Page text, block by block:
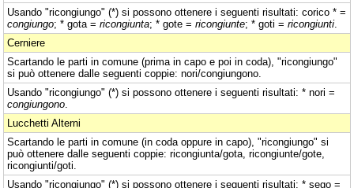
Usando "ricongiungo" (*) si possono ottenere i seguenti risultati: corico * =
congiungo; * gota = ricongiunta; * gote = ricongiunte; * goti = ricongiunti
Cerniere
Scartando le parti in comune (prima in capo e poi in coda), "ricongiungo"
si può ottenere dalle seguenti coppie: nori/congiungono.
Usando "ricongiungo" (*) si possono ottenere i seguenti risultati: * nori =
congiungono
Lucchetti Alterni
Scartando le parti in comune (in coda oppure in capo), "ricongiungo" si
può ottenere dalle seguenti coppie: ricongiunta/gota, ricongiunte/gote,
ricongiunti/goti.
Usando "ricongiungo" (*) si possono ottenere i seguenti risultati: * sego =